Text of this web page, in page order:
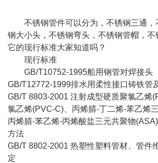
不锈钢管件可以分为，不锈钢三通，
钢大小头，不锈钢弯头，不锈钢管帽，不
它的现行标准大家知道吗？
现行标准
GB/T10752-1995船用钢管对焊接头
GB/T12772-1999排水用柔性接口铸铁管
GB/T 8803-2001 注射成型硬质聚氯乙烯
氯乙烯(PVC-C)、丙烯腈-丁二烯-苯乙烯
丙烯腈-苯乙烯-丙烯酸盐三元共聚物
方法
GB/T 8802-2001 热塑性塑料管材、管件
定